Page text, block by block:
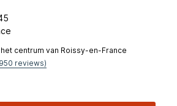
het centrum van Roissy-en-France
reviews)